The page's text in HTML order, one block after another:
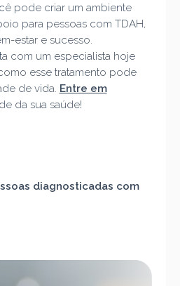
pode criar um ambiente
para pessoas com TDAH,
estar e sucesso.
com um especialista hoje
esse tratamento pode
de vida. Entre em
da sua saúde!
diagnosticadas com